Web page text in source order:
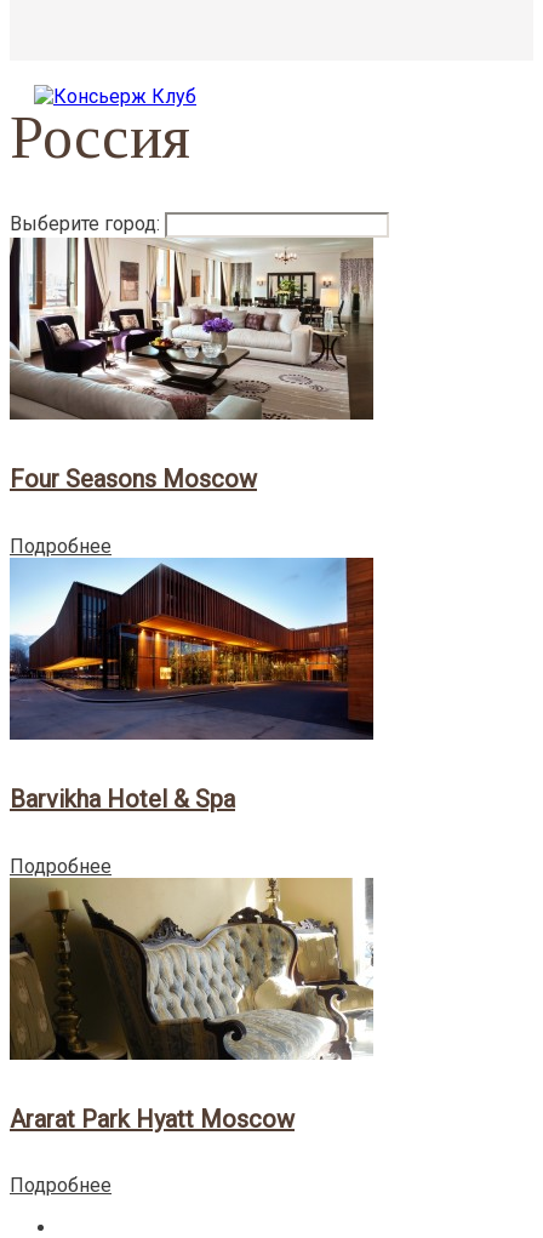
Россия
Выберите город:
Four Seasons Moscow
Подробнее
Barvikha Hotel & Spa
Подробнее
Ararat Park Hyatt Moscow
Подробнее